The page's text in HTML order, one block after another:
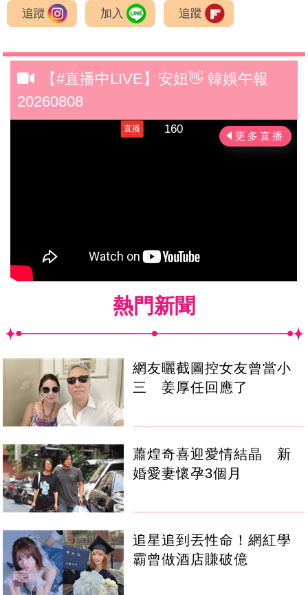
追蹤 加入 追蹤
【#直播中LIVE】安妞👋 韓娛午報
20260808
熱門新聞
網友曬截圖控女友曾當小
三 姜厚任回應了
蕭煌奇喜迎愛情結晶 新
婚愛妻懷孕3個月
追星追到丟性命！網紅學
霸曾做酒店賺破億